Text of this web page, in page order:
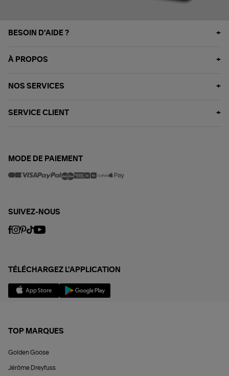
BESOIN D'AIDE ?
À PROPOS
NOS SERVICES
SERVICE CLIENT
MODE DE PAIEMENT
SUIVEZ-NOUS
TÉLÉCHARGEZ L'APPLICATION
TOP MARQUES
Golden Goose
Jérôme Dreyfuss